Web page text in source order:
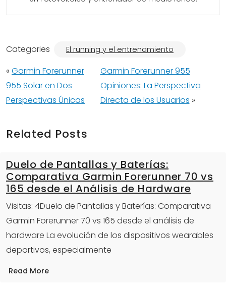
Categories El running y el entrenamiento
« Garmin Forerunner
955 Solar en Dos
Perspectivas Únicas
Garmin Forerunner 955
Opiniones: La Perspectiva
Directa de los Usuarios »
Related Posts
Duelo de Pantallas y Baterías:
Comparativa Garmin Forerunner 70 vs
165 desde el Análisis de Hardware
Visitas: 4Duelo de Pantallas y Baterías: Comparativa
Garmin Forerunner 70 vs 165 desde el análisis de
hardware La evolución de los dispositivos wearables
deportivos, especialmente
Read More